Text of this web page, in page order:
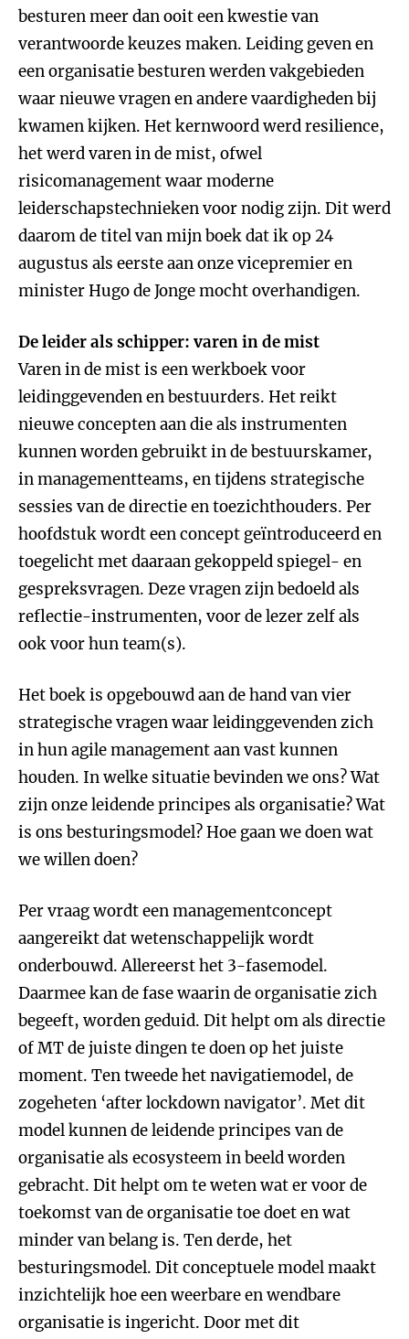
besturen meer dan ooit een kwestie van
verantwoorde keuzes maken. Leiding geven en
een organisatie besturen werden vakgebieden
waar nieuwe vragen en andere vaardigheden bij
kwamen kijken. Het kernwoord werd resilience,
het werd varen in de mist, ofwel
risicomanagement waar moderne
leiderschapstechnieken voor nodig zijn. Dit werd
daarom de titel van mijn boek dat ik op 24
augustus als eerste aan onze vicepremier en
minister Hugo de Jonge mocht overhandigen.
De leider als schipper: varen in de mist
Varen in de mist is een werkboek voor
leidinggevenden en bestuurders. Het reikt
nieuwe concepten aan die als instrumenten
kunnen worden gebruikt in de bestuurskamer,
in managementteams, en tijdens strategische
sessies van de directie en toezichthouders. Per
hoofdstuk wordt een concept geïntroduceerd en
toegelicht met daaraan gekoppeld spiegel- en
gespreksvragen. Deze vragen zijn bedoeld als
reflectie-instrumenten, voor de lezer zelf als
ook voor hun team(s).
Het boek is opgebouwd aan de hand van vier
strategische vragen waar leidinggevenden zich
in hun agile management aan vast kunnen
houden. In welke situatie bevinden we ons? Wat
zijn onze leidende principes als organisatie? Wat
is ons besturingsmodel? Hoe gaan we doen wat
we willen doen?
Per vraag wordt een managementconcept
aangereikt dat wetenschappelijk wordt
onderbouwd. Allereerst het 3-fasemodel.
Daarmee kan de fase waarin de organisatie zich
begeeft, worden geduid. Dit helpt om als directie
of MT de juiste dingen te doen op het juiste
moment. Ten tweede het navigatiemodel, de
zogeheten ‘after lockdown navigator’. Met dit
model kunnen de leidende principes van de
organisatie als ecosysteem in beeld worden
gebracht. Dit helpt om te weten wat er voor de
toekomst van de organisatie toe doet en wat
minder van belang is. Ten derde, het
besturingsmodel. Dit conceptuele model maakt
inzichtelijk hoe een weerbare en wendbare
organisatie is ingericht. Door met dit